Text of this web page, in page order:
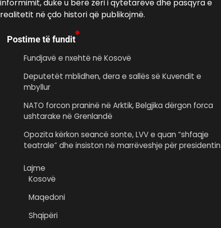
informimit, duke u bërë zëri i qytetarëve dhe pasqyra e
realitetit në çdo histori që publikojmë.
Postime të fundit
Fundjavë e nxehtë në Kosovë
Deputetët mblidhen, dera e sallës së Kuvendit e
mbyllur
NATO forcon praninë në Arktik, Belgjika dërgon forca
ushtarake në Grenlandë
Opozita kërkon seancë sonte, LVV e quan “shfaqje
teatrale” dhe insiston në marrëveshje për presidentin
Lajme
Kosovë
Maqedoni
Shqipëri